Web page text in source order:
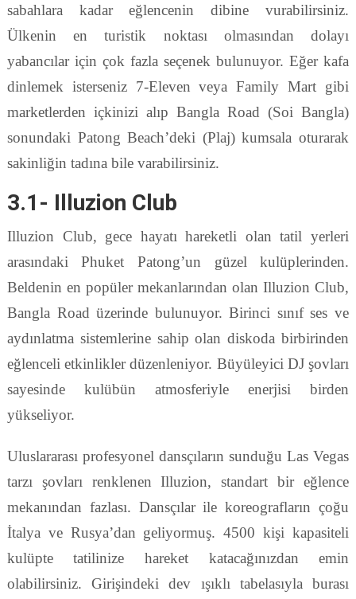
sabahlara kadar eğlencenin dibine vurabilirsiniz.
Ülkenin en turistik noktası olmasından dolayı
yabancılar için çok fazla seçenek bulunuyor. Eğer kafa
dinlemek isterseniz 7-Eleven veya Family Mart gibi
marketlerden içkinizi alıp Bangla Road (Soi Bangla)
sonundaki Patong Beach’deki (Plaj) kumsala oturarak
sakinliğin tadına bile varabilirsiniz.
3.1- Illuzion Club
Illuzion Club, gece hayatı hareketli olan tatil yerleri
arasındaki Phuket Patong’un güzel kulüplerinden.
Beldenin en popüler mekanlarından olan Illuzion Club,
Bangla Road üzerinde bulunuyor. Birinci sınıf ses ve
aydınlatma sistemlerine sahip olan diskoda birbirinden
eğlenceli etkinlikler düzenleniyor. Büyüleyici DJ şovları
sayesinde kulübün atmosferiyle enerjisi birden
yükseliyor.
Uluslararası profesyonel dansçıların sunduğu Las Vegas
tarzı şovları renklenen Illuzion, standart bir eğlence
mekanından fazlası. Dansçılar ile koreografların çoğu
İtalya ve Rusya’dan geliyormuş. 4500 kişi kapasiteli
kulüpte tatilinize hareket katacağınızdan emin
olabilirsiniz. Girişindeki dev ışıklı tabelasıyla burası